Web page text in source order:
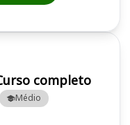
completo
Médio